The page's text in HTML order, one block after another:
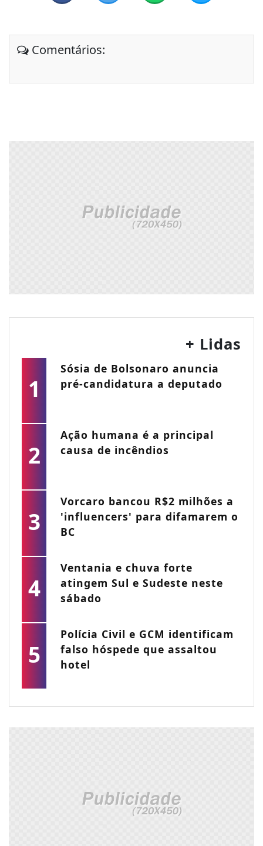
Comentários:
+ Lidas
1
Sósia de Bolsonaro anuncia
pré-candidatura a deputado
2
Ação humana é a principal
causa de incêndios
3
Vorcaro bancou R$2 milhões a
'influencers' para difamarem o
BC
4
Ventania e chuva forte
atingem Sul e Sudeste neste
sábado
5
Polícia Civil e GCM identificam
falso hóspede que assaltou
hotel